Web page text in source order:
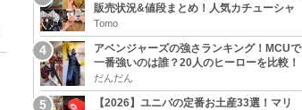
販売状況&値段まとめ！人気カチューシャ
をチェック
Tomo
アベンジャーズの強さランキング！MCUで
一番強いのは誰？20人のヒーローを比較！
だんだん
【2026】ユニバの定番お土産33選！マリ